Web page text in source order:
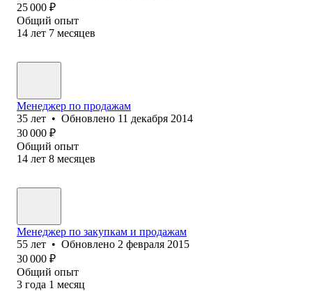
25 000 ₽
Общий опыт
14 лет 7 месяцев
Менеджер по продажам
35 лет • Обновлено 11 декабря 2014
30 000 ₽
Общий опыт
14 лет 8 месяцев
Менеджер по закупкам и продажам
55 лет • Обновлено 2 февраля 2015
30 000 ₽
Общий опыт
3 года 1 месяц